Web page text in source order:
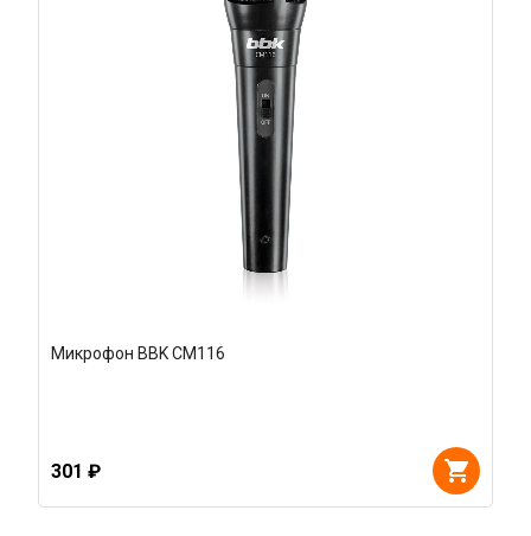
Микрофон BBK CM116
301 ₽